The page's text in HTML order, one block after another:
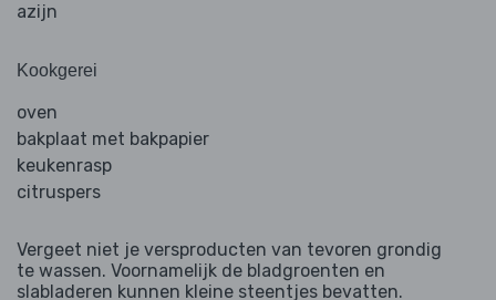
azijn
Kookgerei
oven
bakplaat met bakpapier
keukenrasp
citruspers
Vergeet niet je versproducten van tevoren grondig
te wassen. Voornamelijk de bladgroenten en
slabladeren kunnen kleine steentjes bevatten.